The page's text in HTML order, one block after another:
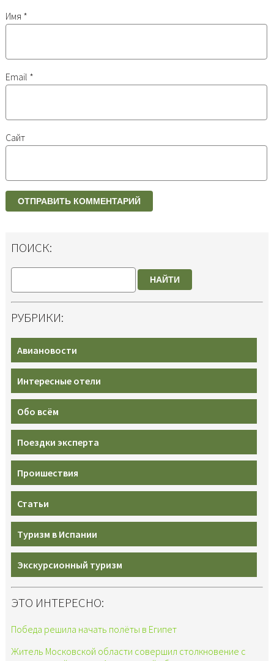
Имя *
Email *
Сайт
ПОИСК:
НАЙТИ
РУБРИКИ:
Авиановости
Интересные отели
Обо всём
Поездки эксперта
Проишествия
Статьи
Туризм в Испании
Экскурсионный туризм
ЭТО ИНТЕРЕСНО:
Победа решила начать полёты в Египет
Житель Московской области совершил столкновение с